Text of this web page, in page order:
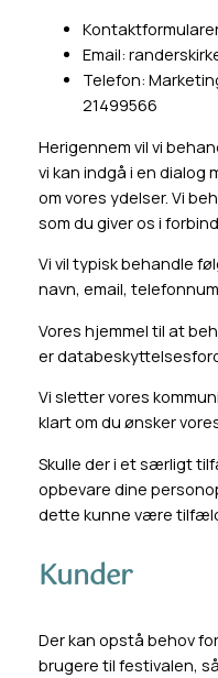
Email:
Telefon:
21499566
Herigennem vil vi
vi kan indgå i en dialog
om vores ydelser. Vi
som du giver os i
Vi vil typisk behandle
navn, email,
Vores hjemmel til at
er
Vi sletter vores
klart om du ønsker
Skulle der i et særligt
opbevare dine
dette kunne være
Kunder
Der kan opstå behov
brugere til festivalen,